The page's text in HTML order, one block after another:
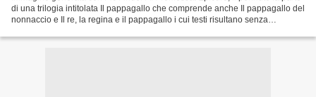
di una trilogia intitolata Il pappagallo che comprende anche Il pappagallo del
nonnaccio e Il re, la regina e il pappagallo i cui testi risultano senza